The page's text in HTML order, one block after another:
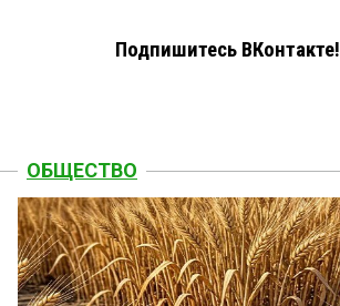
Подпишитесь ВКонтакте!
ОБЩЕСТВО